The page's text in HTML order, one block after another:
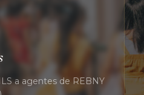
a agentes de REBNY